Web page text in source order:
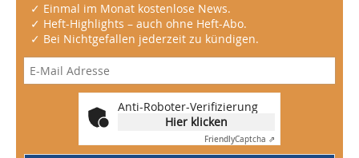
✓ Einmal im Monat kostenlose News.
✓ Heft-Highlights – auch ohne Heft-Abo.
✓ Bei Nichtgefallen jederzeit zu kündigen.
Anti-Roboter-Verifizierung
Hier klicken
FriendlyCaptcha ⇗